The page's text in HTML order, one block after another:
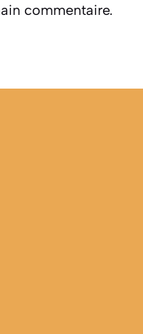
commentaire.